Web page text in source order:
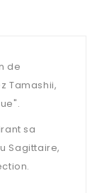
de
Tamashii,
sa
Sagittaire,